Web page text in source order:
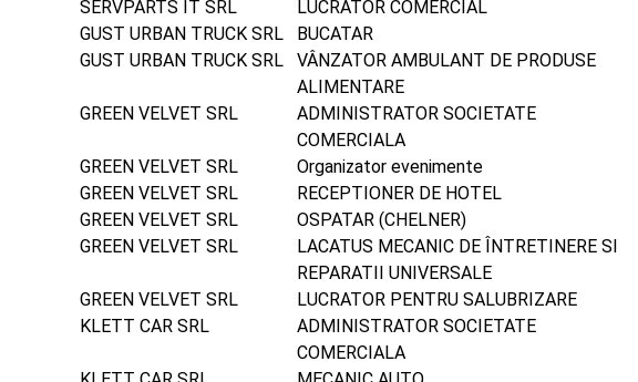
SERVPARTS IT SRL
LUCRATOR COMERCIAL
GUST URBAN TRUCK SRL
BUCATAR
GUST URBAN TRUCK SRL
VÂNZATOR AMBULANT DE PRODUSE
ALIMENTARE
GREEN VELVET SRL
ADMINISTRATOR SOCIETATE
COMERCIALA
GREEN VELVET SRL Organizator evenimente
GREEN VELVET SRL
RECEPTIONER DE HOTEL
GREEN VELVET SRL
OSPATAR (CHELNER)
GREEN VELVET SRL
LACATUS MECANIC DE ÎNTRETINERE SI
REPARATII UNIVERSALE
GREEN VELVET SRL LUCRATOR PENTRU SALUBRIZARE
KLETT CAR SRL
ADMINISTRATOR SOCIETATE
COMERCIALA